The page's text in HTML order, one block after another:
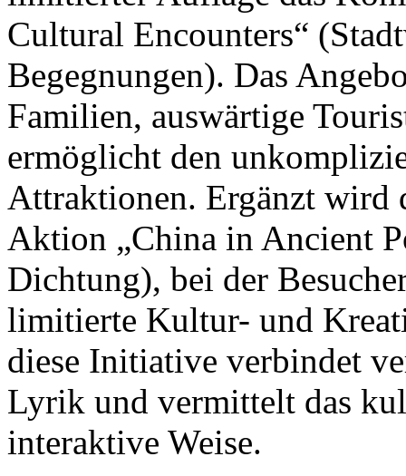
Cultural Encounters“
Begegnungen). Das
Familien, auswärtige
ermöglicht den
Attraktionen. Ergänzt wird
Aktion „China in Ancient
Dichtung), bei der
limitierte Kultur- und
diese Initiative verbindet
Lyrik und vermittelt das
interaktive Weise.